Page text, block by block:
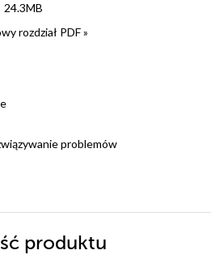
24.3MB
rozdział PDF »
problemów
produktu